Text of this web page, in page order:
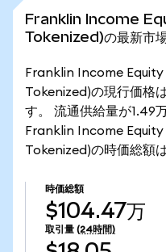
Franklin Income
Tokenized)の最新市
Franklin Income Equity
Tokenized)の現行価格
す。 流通供給量が1.49
Franklin Income Equity
Tokenized)の時価総額
時価総額
$104.47万
取引量 (24時間)